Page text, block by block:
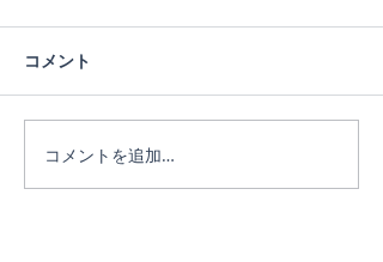
ヨガインストラクター
Miki
コメント
コメントを追加…